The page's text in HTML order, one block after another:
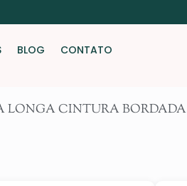
BLOG CONTATO
LONGA CINTURA BORDADA